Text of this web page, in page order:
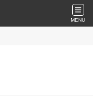
MENU